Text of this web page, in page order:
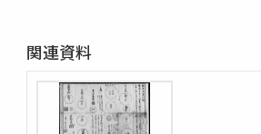
関連資料